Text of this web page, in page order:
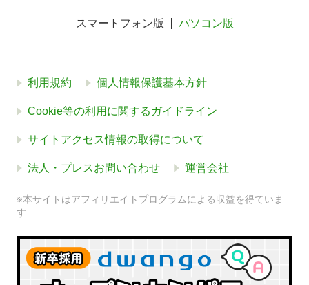
スマートフォン版 パソコン版
利用規約 個人情報保護基本方針
Cookie等の利用に関するガイドライン
サイトアクセス情報の取得について
法人・プレスお問い合わせ 運営会社
※本サイトはアフィリエイトプログラムによる収益を得ていま
す